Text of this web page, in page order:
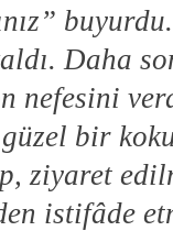
Daha
nefesini
bir
ziyaret
istifâde